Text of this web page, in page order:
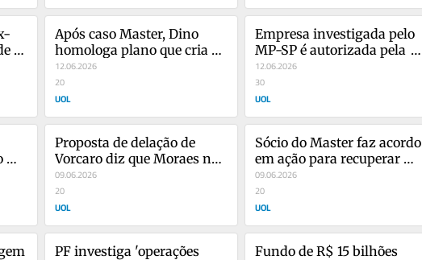
Após caso Master, Dino
homologa plano que cria
canal entre CVM e BC
12.06.2026
20
UOL
Empresa investigada pelo
MP-SP é autorizada pela
ANP a ampliar atividade
12.06.2026
30
UOL
Proposta de delação de
Vorcaro diz que Moraes não
cometeu crime
09.06.2026
20
UOL
Sócio do Master faz acordo
em ação para recuperar
bens desviados do banco
09.06.2026
20
UOL
PF investiga 'operações
Fundo de R$ 15 bilhões